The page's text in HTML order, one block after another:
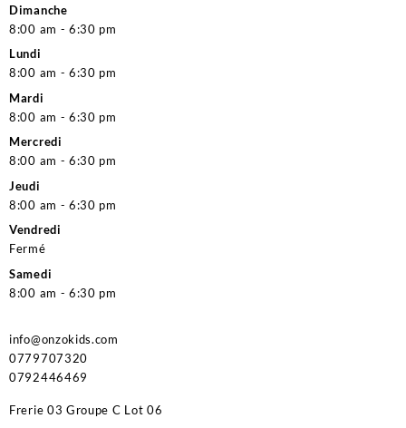
Dimanche
8:00 am - 6:30 pm
Lundi
8:00 am - 6:30 pm
Mardi
8:00 am - 6:30 pm
Mercredi
8:00 am - 6:30 pm
Jeudi
8:00 am - 6:30 pm
Vendredi
Fermé
Samedi
8:00 am - 6:30 pm
info@onzokids.com
0779707320
0792446469
Frerie 03 Groupe C Lot 06